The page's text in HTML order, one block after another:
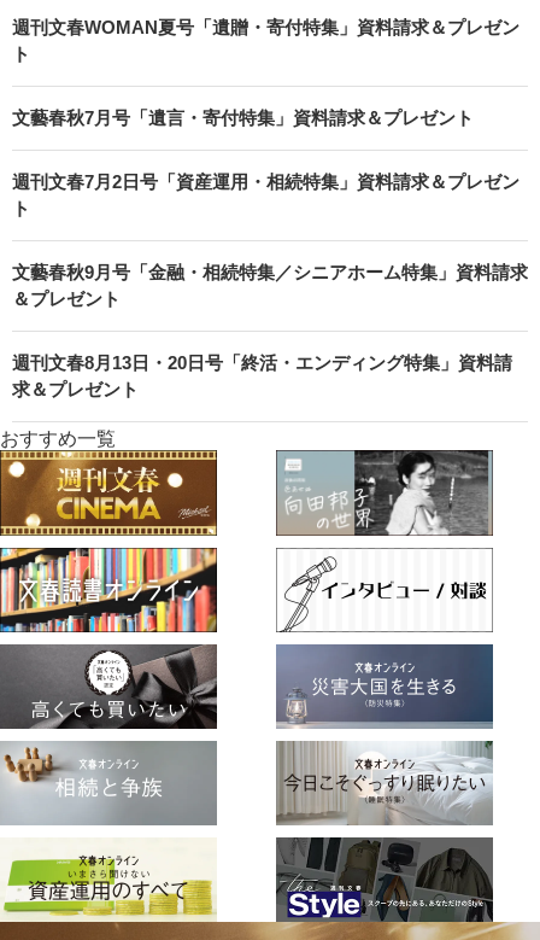
週刊文春WOMAN夏号「遺贈・寄付特集」資料請求＆プレゼン
ト
文藝春秋7月号「遺言・寄付特集」資料請求＆プレゼント
週刊文春7月2日号「資産運用・相続特集」資料請求＆プレゼン
ト
文藝春秋9月号「金融・相続特集／シニアホーム特集」資料請求
＆プレゼント
週刊文春8月13日・20日号「終活・エンディング特集」資料請
求＆プレゼント
おすすめ一覧